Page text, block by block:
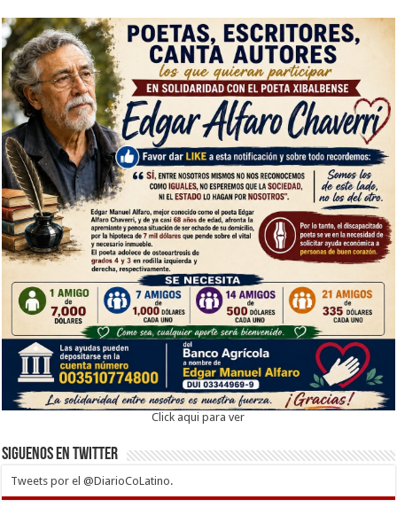
Click aqui para ver
Siguenos en twitter
Tweets por el @DiarioCoLatino.